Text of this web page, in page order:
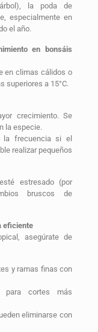
la poda de
especialmente en
el año.
en bonsáis
en climas cálidos o
superiores a 15°C.
crecimiento. Se
la especie.
la frecuencia si el
realizar pequeños
estresado (por
bruscos de
eficiente
asegúrate de
y ramas finas con
para cortes más
eliminarse con